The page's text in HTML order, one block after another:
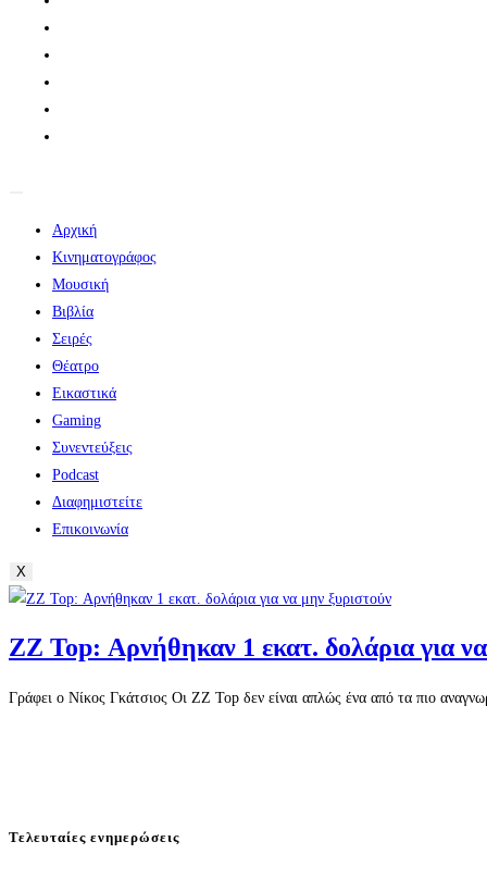
Αρχική
Κινηματογράφος
Μουσική
Βιβλία
Σειρές
Θέατρο
Εικαστικά
Gaming
Συνεντεύξεις
Podcast
Διαφημιστείτε
Επικοινωνία
X
ZZ Top: Αρνήθηκαν 1 εκατ. δολάρια για
Γράφει ο Νίκος Γκάτσιος Οι ZZ Top δεν είναι απλώς ένα από τα πιο
Τελευταίες ενημερώσεις